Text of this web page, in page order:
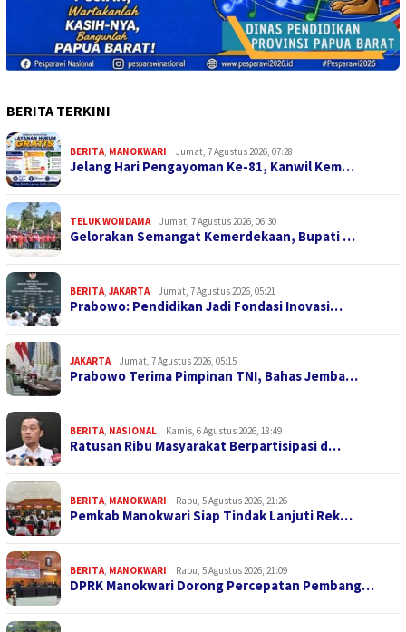
BERITA TERKINI
BERITA MANOKWARI Jumat, 7 Agustus 2026, 07:28
Jelang Hari Pengayoman Ke-81, Kanwil Kem…
TELUK WONDAMA Jumat, 7 Agustus 2026, 06:30
Gelorakan Semangat Kemerdekaan, Bupati …
BERITA JAKARTA Jumat, 7 Agustus 2026, 05:21
Prabowo: Pendidikan Jadi Fondasi Inovasi…
JAKARTA Jumat, 7 Agustus 2026, 05:15
Prabowo Terima Pimpinan TNI, Bahas Jemba…
BERITA NASIONAL Kamis, 6 Agustus 2026, 18:49
Ratusan Ribu Masyarakat Berpartisipasi d…
BERITA MANOKWARI Rabu, 5 Agustus 2026, 21:26
Pemkab Manokwari Siap Tindak Lanjuti Rek…
BERITA MANOKWARI Rabu, 5 Agustus 2026, 21:09
DPRK Manokwari Dorong Percepatan Pembang…